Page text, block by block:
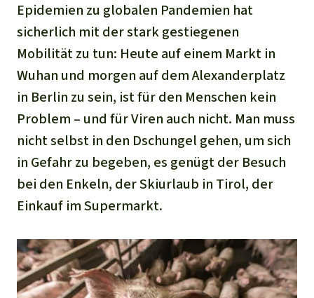
Epidemien zu globalen Pandemien hat
sicherlich mit der stark gestiegenen
Mobilität zu tun: Heute auf einem Markt in
Wuhan und morgen auf dem Alexanderplatz
in Berlin zu sein, ist für den Menschen kein
Problem – und für Viren auch nicht. Man muss
nicht selbst in den Dschungel gehen, um sich
in Gefahr zu begeben, es genügt der Besuch
bei den Enkeln, der Skiurlaub in Tirol, der
Einkauf imSupermarkt.